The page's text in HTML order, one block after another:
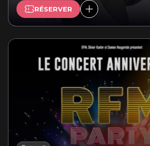
RÉSERVER